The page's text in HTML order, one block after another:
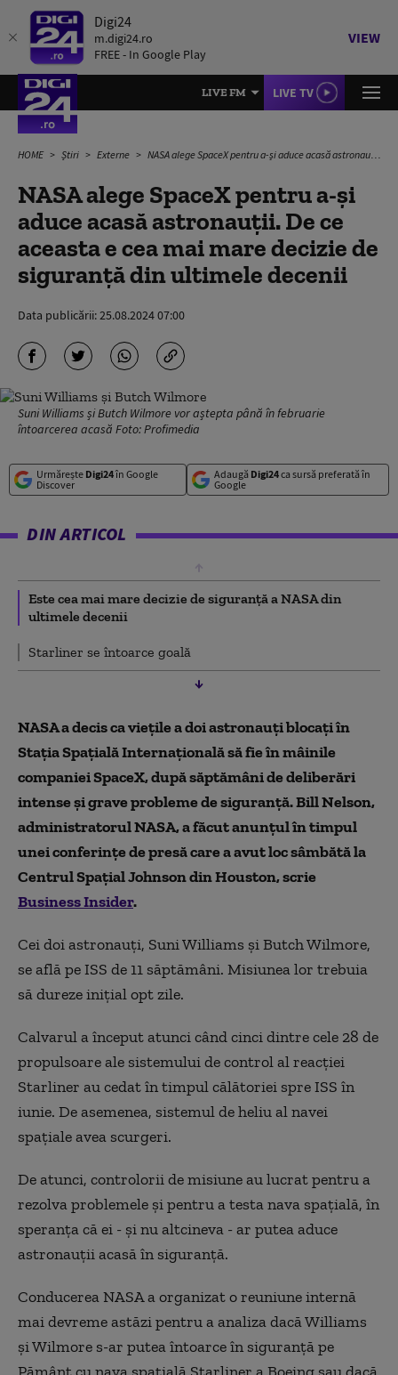
Digi24
m.digi24.ro
FREE - In Google Play
VIEW
LIVE FM LIVE TV
HOME Știri Externe NASA alege SpaceX pentru a-și aduce acasă astronauții. De ce aceasta e cea mai mare decizie de siguranță din ultimele decenii
NASA alege SpaceX pentru a-și
aduce acasă astronauții. De ce
aceasta e cea mai mare decizie de
siguranță din ultimele decenii
Data publicării:25.08.2024 07:00
Suni Williams și Butch Wilmore vor aștepta până în februarie
întoarcerea acasă Foto: Profimedia
Urmărește Digi24în Google
Discover
Adaugă Digi24ca sursă preferată în
Google
DIN ARTICOL
Este cea mai mare decizie de siguranță a NASA din
ultimele decenii
Starliner se întoarce goală
NASA a decis ca viețile a doi astronauți blocați în
Stația Spațială Internațională să fie în mâinile
companiei SpaceX, după săptămâni de deliberări
intense și grave probleme de siguranță. Bill Nelson,
administratorul NASA, a făcut anunțul în timpul
unei conferințe de presă care a avut loc sâmbătă la
Centrul Spațial Johnson din Houston, scrie
Business Insider.
Cei doi astronauți, Suni Williams și Butch Wilmore,
se află pe ISS de 11 săptămâni. Misiunea lor trebuia
să dureze inițial opt zile.
Calvarul a început atunci când cinci dintre cele 28 de
propulsoare ale sistemului de control al reacției
Starliner au cedat în timpul călătoriei spre ISS în
iunie. De asemenea, sistemul de heliu al navei
spațiale avea scurgeri.
De atunci, controlorii de misiune au lucrat pentru a
rezolva problemele și pentru a testa nava spațială, în
speranța că ei - și nu altcineva - ar putea aduce
astronauții acasă în siguranță.
Conducerea NASA a organizat o reuniune internă
mai devreme astăzi pentru a analiza dacă Williams
și Wilmore s-ar putea întoarce în siguranță pe